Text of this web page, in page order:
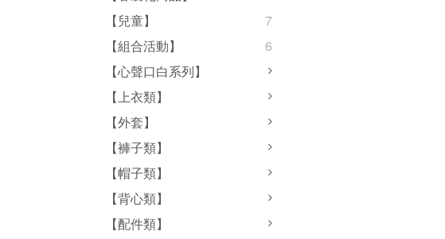
【兒童】
7
【組合活動】
6
【心聲口白系列】
【上衣類】
【外套】
【褲子類】
【帽子類】
【背心類】
【配件類】